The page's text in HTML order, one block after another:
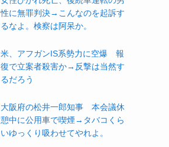
性に無罪判決→こんなのを起訴す
るなよ。検察は阿呆か。
米、アフガンIS系勢力に空爆 報
復で立案者殺害か→反撃は当然す
るだろう
大阪府の松井一郎知事 本会議休
憩中に公用車で喫煙→タバコくら
いゆっくり吸わせてやれよ。